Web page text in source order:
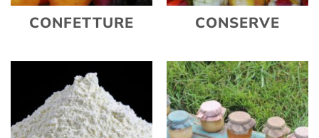
CONFETTURE CONSERVE